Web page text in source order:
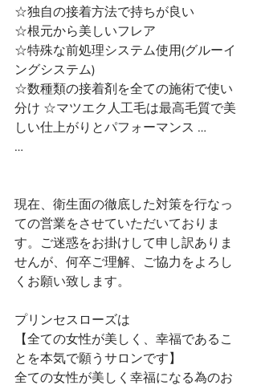
☆独自の接着方法で持ちが良い
☆根元から美しいフレア
☆特殊な前処理システム使用(グルーイ
ングシステム)
☆数種類の接着剤を全ての施術で使い
分け ☆マツエク人工毛は最高毛質で美
しい仕上がりとパフォーマンス …
…
現在、衛生面の徹底した対策を行なっ
ての営業をさせていただいておりま
す。ご迷惑をお掛けして申し訳ありま
せんが、何卒ご理解、ご協力をよろし
くお願い致します。
プリンセスローズは
【全ての女性が美しく、幸福であるこ
とを本気で願うサロンです】
全ての女性が美しく幸福になる為のお